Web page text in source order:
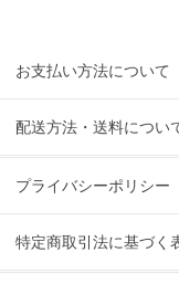
お支払い方法について
配送方法・送料につい
プライバシーポリシー
特定商取引法に基づく